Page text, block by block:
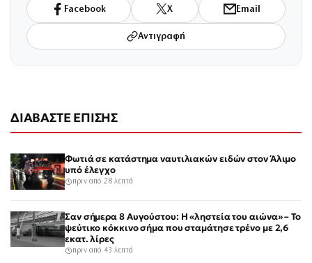
Facebook X Email
Αντιγραφή
ΔΙΑΒΑΣΤΕ ΕΠΙΣΗΣ
Φωτιά σε κατάστημα ναυτιλιακών ειδών στον Άλιμο
υπό έλεγχο
πριν από 28 λεπτά
Σαν σήμερα 8 Αυγούστου: Η «ληστεία του αιώνα» – Το
ψεύτικο κόκκινο σήμα που σταμάτησε τρένο με 2,6
εκατ. λίρες
πριν από 43 λεπτά